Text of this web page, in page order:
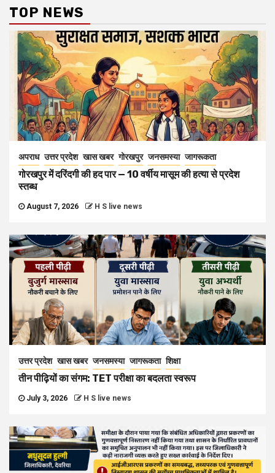
TOP NEWS
अपराध उत्तर प्रदेश खास खबर गोरखपुर जनसमस्या जागरूकता
गोरखपुर में दरिंदगी की हद पार — 10 वर्षीय मासूम की हत्या से प्रदेश
स्तब्ध
August 7, 2026 H S live news
उत्तर प्रदेश खास खबर जनसमस्या जागरूकता शिक्षा
तीन पीढ़ियों का संगम: TET परीक्षा का बदलता स्वरूप
July 3, 2026 H S live news